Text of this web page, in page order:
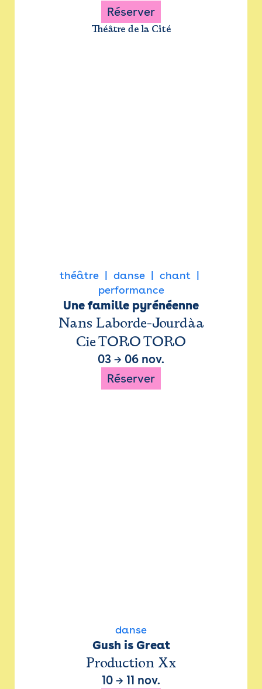
Réserver
Théâtre de la Cité
théâtre danse
chant
performance
Une famille pyrénéenne
Nans Laborde-Jourdàa
Cie TORO TORO
03 → 06 nov.
Réserver
danse
Gush is Great
Production Xx
10 → 11 nov.